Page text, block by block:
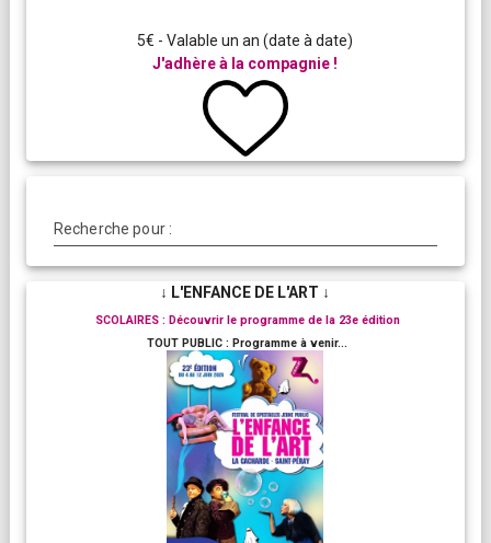
5€ - Valable un an (date à date)
J'adhère à la compagnie !
Recherche pour :
↓ L'ENFANCE DE L'ART ↓
SCOLAIRES : Découvrir le programme de la 23e édition
TOUT PUBLIC : Programme à venir...